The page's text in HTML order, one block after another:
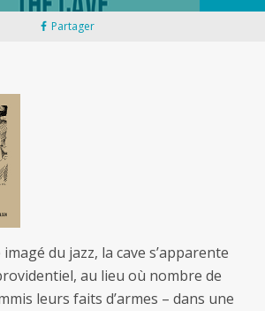
Partager
du jazz, la cave s’apparente
au lieu où nombre de
leurs faits d’armes – dans une